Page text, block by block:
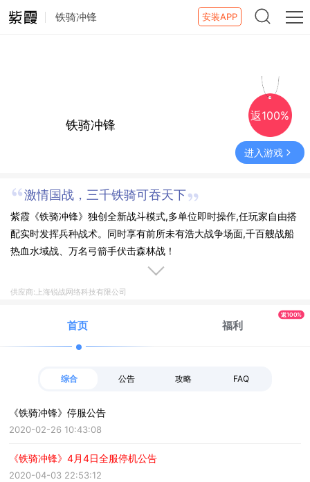
铁骑冲锋 安装APP
铁骑冲锋
返100%
进入游戏
激情国战，三千铁骑可吞天下
紫霞《铁骑冲锋》独创全新战斗模式,多单位即时操作,任玩家自由搭
配实时发挥兵种战术。同时享有前所未有浩大战争场面,千百艘战船
热血水域战、万名弓箭手伏击森林战！
供应商:上海锐战网络科技有限公司
首页 福利
返100%
综合 公告 攻略 FAQ
《铁骑冲锋》停服公告
2020-02-26 10:43:08
《铁骑冲锋》4月4日全服停机公告
2020-04-03 22:53:12